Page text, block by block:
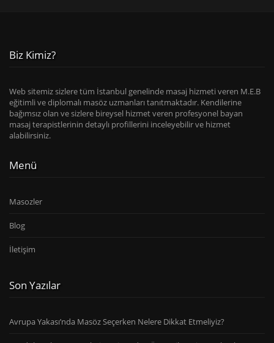
Biz Kimiz?
Web sitemiz sizlere tüm İstanbul genelinde masaj hizmeti veren M.E.B
eğitimli ve diplomalı masöz uzmanları tanıtmaktadır. Kendilerine
bağımsız olan ve sizlere bireysel hizmet veren profesyonel bayan
masaj terapistlerinin detaylı profillerini inceleyebilir ve hizmet
alabilirsiniz.
Menü
Masozler
Blog
İletişim
Son Yazılar
Avrupa Yakası’nda Masöz Seçerken Nelere Dikkat Etmeliyiz?